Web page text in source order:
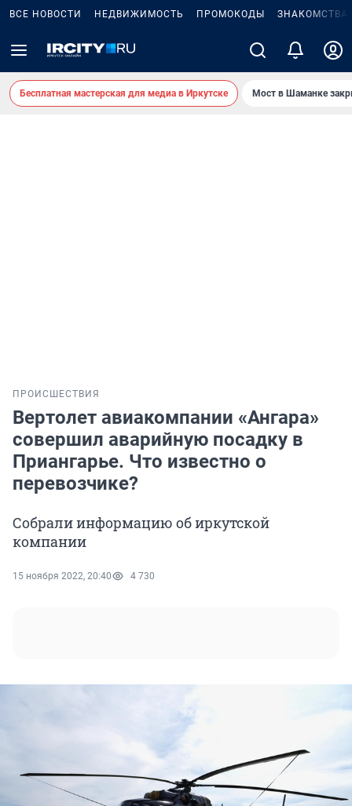
ВСЕ НОВОСТИ НЕДВИЖИМОСТЬ ПРОМОКОДЫ ЗНАКОМСТВА
Бесплатная мастерская для медиа в Иркутске Мост в Шаманке
ПРОИСШЕСТВИЯ
Вертолет авиакомпании «Ангара»
совершил аварийную посадку в
Приангарье. Что известно о
перевозчике?
Собрали информацию об иркутской
компании
15 ноября 2022, 20:40 4 730